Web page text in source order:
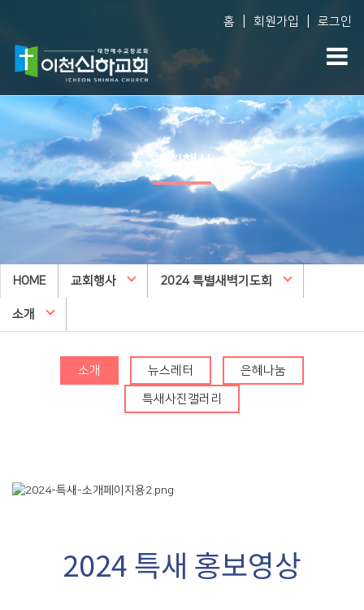
홈 회원가입 로그인
Vision
담임목사 소개
섬기는 사람들
교회사역
오시는 길
교회시설
Dream Center
횡성안아주심 Dream
Center
예배생방송
담임목사 설교
주일오후예배 설교
수요예배 설교
찬양대
특별집회
교리특강
다음
WEM
유
2026 특별새벽기도회
새가족 소개
교회행사
HOME 교회행사 2024 특별새벽기도회
소개
소개 뉴스레터 은혜나눔
특새사진갤러리
2024 특새 홍보영상